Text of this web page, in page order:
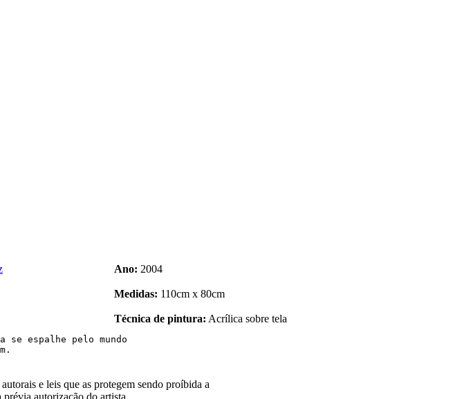
Ano: 2004
Medidas: 110cm x 80cm
Técnica de pintura: Acrílica sobre tela
se espalhe pelo mundo
e leis que as protegem sendo proíbida a
autorização do artista.